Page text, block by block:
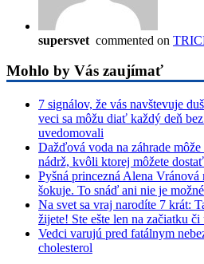
supersvet commented on
Mohlo by Vás zaujímať
7 signálov, že vás navštevuje
veci sa môžu diať každý deň
uvedomovali
Dažďová voda na záhrade
nádrž, kvôli ktorej môžete
Pyšná princezná Alena
šokuje. To snáď ani nie je
Na svet sa vraj narodíte 7 krát:
žijete! Ste ešte len na začiatku
Vedci varujú pred fatálnym
cholesterol